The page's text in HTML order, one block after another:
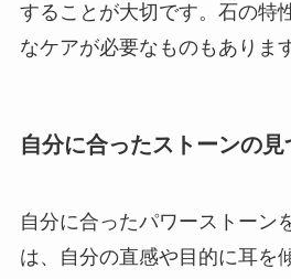
することが大切です。石の特
なケアが必要なものもありま
自分に合ったストーンの見
自分に合ったパワーストーン
は、自分の直感や目的に耳を